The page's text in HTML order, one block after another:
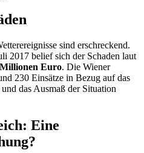
sind erschreckend.
2017 belief sich der Schaden laut
Euro. Die Wiener
230 Einsätze in Bezug auf das
das Ausmaß der Situation
Eine